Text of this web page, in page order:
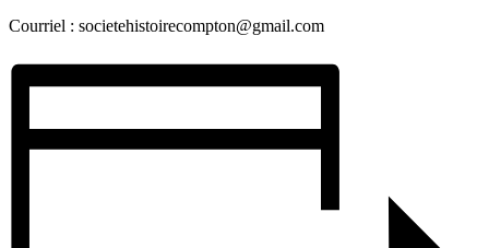
Courriel : societehistoirecompton@gmail.com